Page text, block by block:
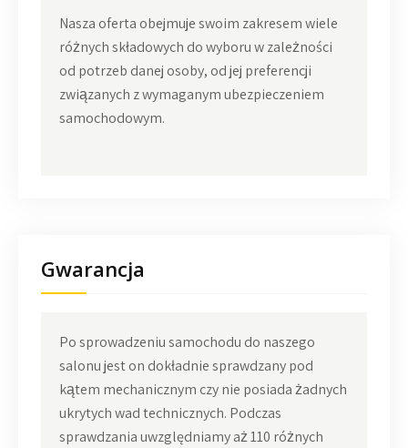
Nasza oferta obejmuje swoim zakresem wiele
różnych składowych do wyboru w zależności
od potrzeb danej osoby, od jej preferencji
związanych z wymaganym ubezpieczeniem
samochodowym.
Gwarancja
Po sprowadzeniu samochodu do naszego
salonu jest on dokładnie sprawdzany pod
kątem mechanicznym czy nie posiada żadnych
ukrytych wad technicznych. Podczas
sprawdzania uwzględniamy aż 110 różnych